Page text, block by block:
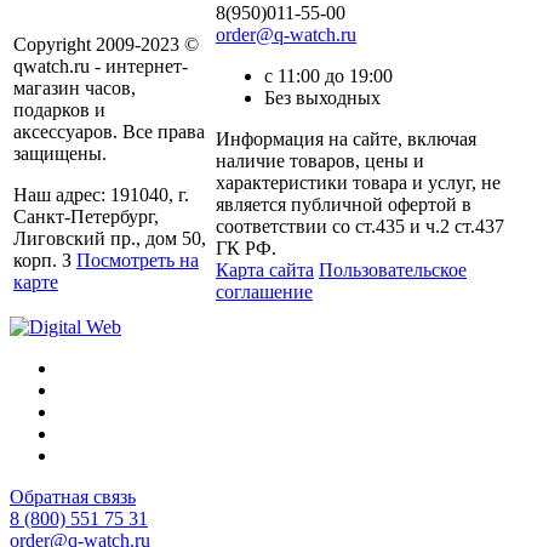
Copyright 2009-2023 ©
qwatch.ru - интернет-
магазин часов,
подарков и
аксессуаров. Все права
защищены.
Наш адрес: 191040, г.
Санкт-Петербург,
Лиговский пр., дом 50,
корп. З Посмотреть на
карте
8(950)011-55-00
order@q-watch.ru
с 11:00 до 19:00
Без выходных
Информация на сайте, включая
наличие товаров, цены и
характеристики товара и услуг, не
является публичной офертой в
соответствии со ст.435 и ч.2 ст.437
ГК РФ.
Карта сайта Пользовательское
соглашение
Обратная связь
8 (800) 551 75 31
order@q-watch.ru